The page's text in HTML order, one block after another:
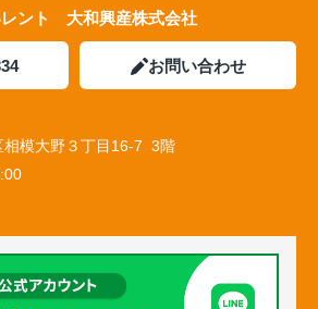
ント 大和興産株式会社
お問い合わせ
相模大野３丁目16-7 3階